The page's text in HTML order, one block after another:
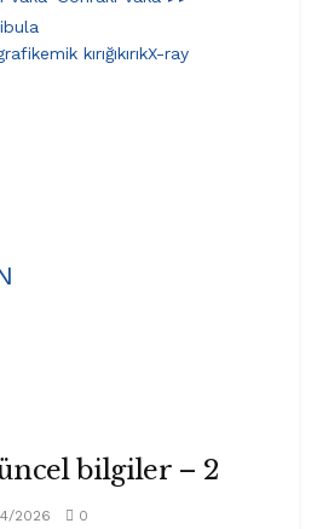
kemik kırığıkırıkX-ray
bilgiler – 2
2026 0